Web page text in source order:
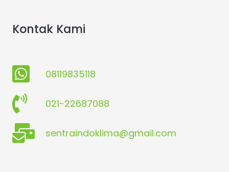
Kontak Kami
08119835118
021-22687088
sentraindoklima@gmail.com